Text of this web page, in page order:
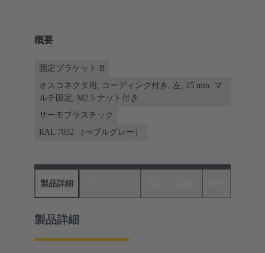
概要
固定ブラケット B
オスコネクタ用, コーディング付き, 左, 15 mm, マ
ルチ固定, M2.5 ナット付き
サーモプラスチック
RAL 7032 （ぺブルグレー）
製品詳細
製品詳細